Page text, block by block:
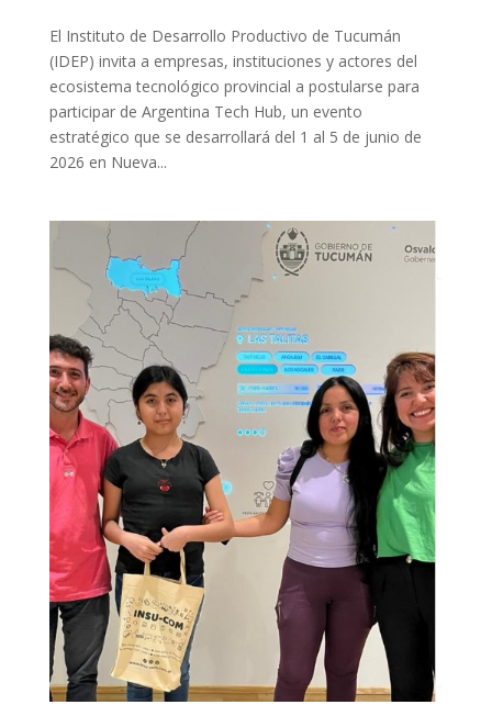
El Instituto de Desarrollo Productivo de Tucumán
(IDEP) invita a empresas, instituciones y actores del
ecosistema tecnológico provincial a postularse para
participar de Argentina Tech Hub, un evento
estratégico que se desarrollará del 1 al 5 de junio de
2026 en Nueva...